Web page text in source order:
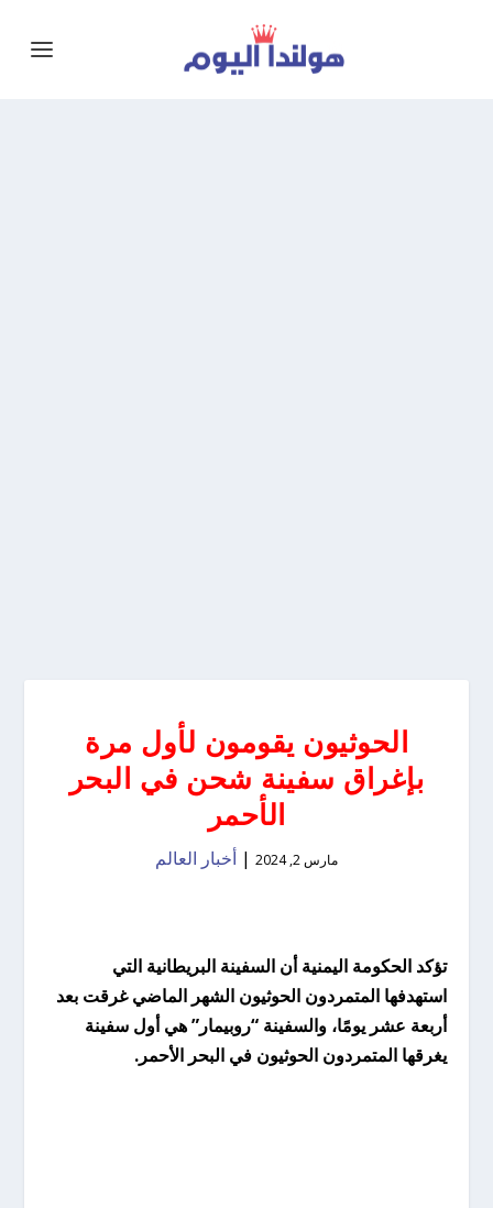
الحوثيون يقومون لأول مرة
بإغراق سفينة شحن في البحر
الأحمر
مارس 2, 2024 | أخبار العالم
تؤكد الحكومة اليمنية أن السفينة البريطانية التي
استهدفها المتمردون الحوثيون الشهر الماضي غرقت بعد
أربعة عشر يومًا، والسفينة “روبيمار” هي أول سفينة
يغرقها المتمردون الحوثيون في البحر الأحمر.